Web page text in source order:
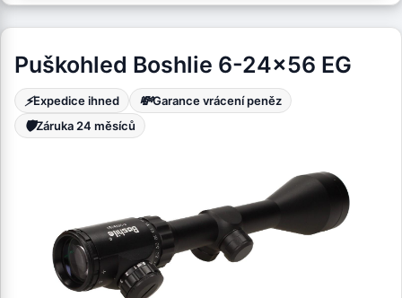
Puškohled Boshlie 6-24x56 EG
⚡Expedice ihned 💸Garance vrácení peněz
🛡️Záruka 24 měsíců